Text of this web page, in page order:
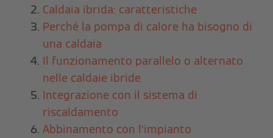
Caldaia ibrida: caratteristiche
Perché la pompa di calore ha bisogno di
una caldaia
Il funzionamento parallelo o alternato
nelle caldaie ibride
Integrazione con il sistema di
riscaldamento
Abbinamento con l’impianto